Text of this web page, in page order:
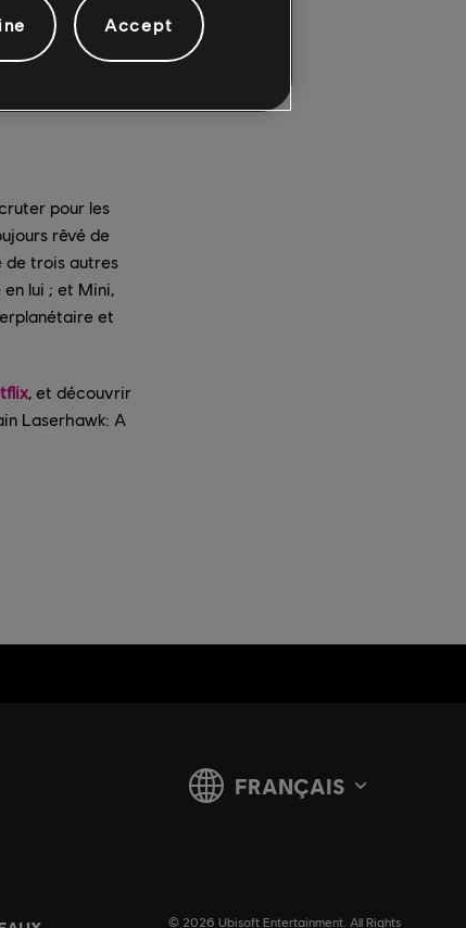
pour les
rêvé de
de trois autres
lui ; et Mini,
et
, et découvrir
Laserhawk: A
Accept